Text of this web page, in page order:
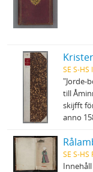
SE S-HS
"Jorde-
till
skijfft
anno
SE S-HS